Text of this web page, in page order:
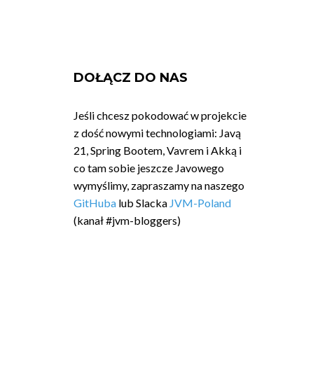
DOŁĄCZ DO NAS
Jeśli chcesz pokodować w projekcie
z dość nowymi technologiami: Javą
21, Spring Bootem, Vavrem i Akką i
co tam sobie jeszcze Javowego
wymyślimy, zapraszamy na naszego
GitHuba lub Slacka JVM-Poland
(kanał #jvm-bloggers)